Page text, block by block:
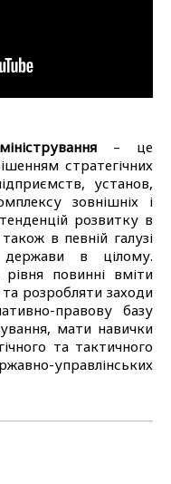
– це
стратегічних
установ,
зовнішніх і
розвитку в
в певній галузі
держави в цілому.
рівня повинні вміти
розробляти заходи
правову базу
мати навички
та тактичного
управлінських